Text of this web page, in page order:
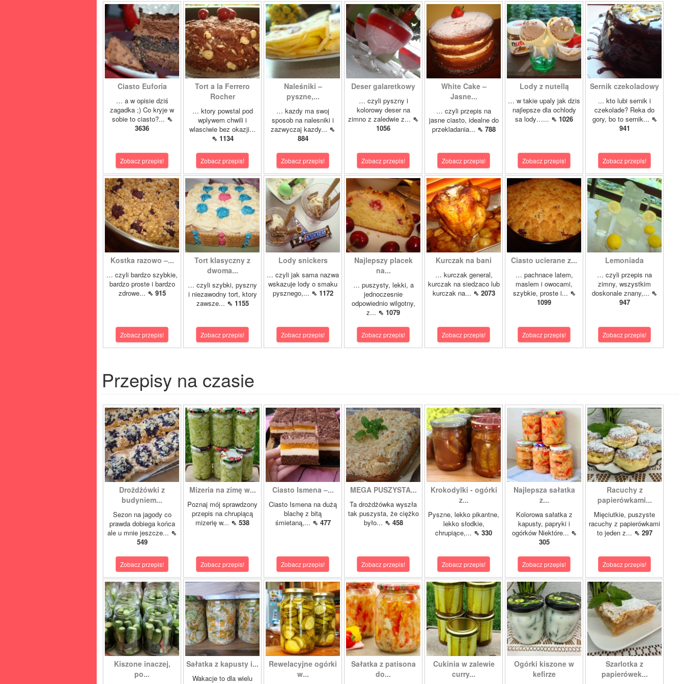
Ciasto Euforia
… a w opisie dziś
zagadka ;) Co kryje w
sobie to ciasto?... ⇖
3636
Zobacz przepis!
Tort a la Ferrero
Rocher
… ktory powstal pod
wplywem chwili i
wlasciwie bez okazji...
⇖ 1134
Zobacz przepis!
Naleśniki –
pyszne,...
… kazdy ma swoj
sposob na nalesniki i
zazwyczaj kazdy... ⇖
884
Zobacz przepis!
Deser galaretkowy
… czyli pyszny i
kolorowy deser na
zimno z zaledwie z... ⇖
1056
Zobacz przepis!
White Cake –
Jasne...
… czyli przepis na
jasne ciasto, idealne do
przekladania... ⇖ 788
Zobacz przepis!
Lody z nutellą
… w takie upaly jak dzis
najlepsze dla ochlody
sa lody…... ⇖ 1026
Zobacz przepis!
Sernik czekoladowy
... kto lubi sernik i
czekolade? Reka do
gory, bo to sernik... ⇖
941
Zobacz przepis!
Kostka razowo –...
… czyli bardzo szybkie,
bardzo proste i bardzo
zdrowe... ⇖ 915
Zobacz przepis!
Tort klasyczny z
dwoma...
… czyli szybki, pyszny
i niezawodny tort, ktory
zawsze... ⇖ 1155
Zobacz przepis!
Lody snickers
… czyli jak sama nazwa
wskazuje lody o smaku
pysznego,... ⇖ 1172
Zobacz przepis!
Najlepszy placek
na...
… puszysty, lekki, a
jednoczesnie
odpowiednio wilgotny,
z... ⇖ 1079
Zobacz przepis!
Kurczak na bani
… kurczak general,
kurczak na siedzaco lub
kurczak na... ⇖ 2073
Zobacz przepis!
Ciasto ucierane z...
… pachnace latem,
maslem i owocami,
szybkie, proste i... ⇖
1099
Zobacz przepis!
Lemoniada
… czyli przepis na
zimny, wszystkim
doskonale znany,... ⇖
947
Zobacz przepis!
Przepisy na czasie
Drożdżówki z
budyniem...
Sezon na jagody co
prawda dobiega końca
ale u mnie jeszcze... ⇖
549
Zobacz przepis!
Mizeria na zimę w...
Poznaj mój sprawdzony
przepis na chrupiącą
mizerię w... ⇖ 538
Zobacz przepis!
Ciasto Ismena –...
Ciasto Ismena na dużą
blachę z bitą
śmietaną,... ⇖ 477
Zobacz przepis!
MEGA PUSZYSTA...
Ta drożdżówka wyszła
tak puszysta, że ciężko
było... ⇖ 458
Zobacz przepis!
Krokodylki - ogórki
z...
Pyszne, lekko pikantne,
lekko słodkie,
chrupiące,... ⇖ 330
Zobacz przepis!
Najlepsza sałatka
z...
Kolorowa sałatka z
kapusty, papryki i
ogórków Niektóre... ⇖
305
Zobacz przepis!
Racuchy z
papierówkami...
Mięciutkie, puszyste
racuchy z papierówkami
to jeden z... ⇖ 297
Zobacz przepis!
Kiszone inaczej,
po...
Sałatka z kapusty i...
Wakacje to dla wielu
Rewelacyjne ogórki
w...
Sałatka z patisona
do...
Cukinia w zalewie
curry...
Ogórki kiszone w
kefirze
Szarlotka z
papierówek...